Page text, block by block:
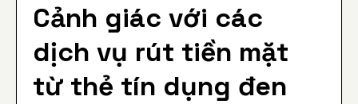
Cảnh giác với các
dịch vụ rút tiền mặt
từ thẻ tín dụng đen